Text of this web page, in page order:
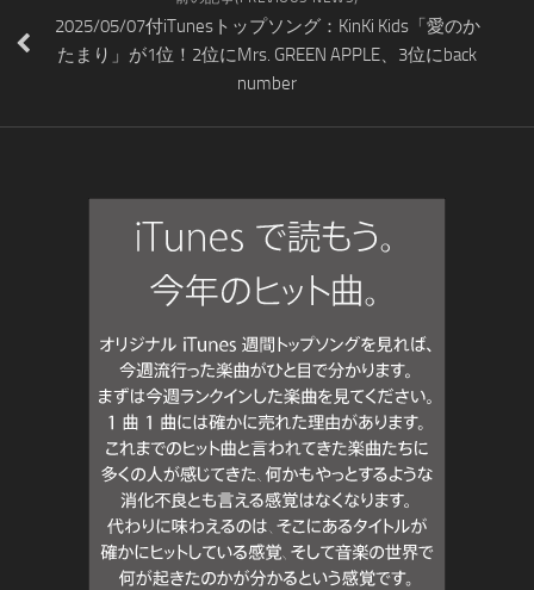
2025/05/07付iTunesトップソング：KinKi Kids「愛のか
たまり」が1位！2位にMrs. GREEN APPLE、3位にback
number